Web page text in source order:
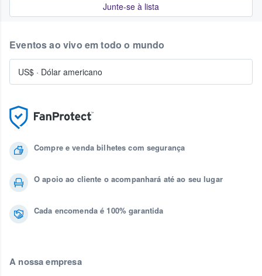
Junte-se à lista
Compre e venda bilhetes com segurança
O apoio ao cliente o acompanhará até ao seu lugar
Cada encomenda é 100% garantida
A nossa empresa
Eventos ao vivo em todo o mundo
US$ · Dólar americano